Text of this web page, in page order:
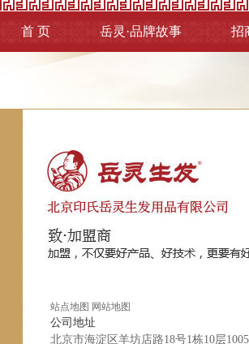
首 页 岳灵·品牌故事 招
站点地图 网站地图
公司地址
北京市海淀区羊坊店路18号1栋10层1005